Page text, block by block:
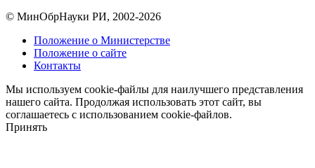
© МинОбрНауки РИ, 2002-2026
Положение о Министерстве
Положение о сайте
Контакты
Мы используем cookie-файлы для наилучшего представления
нашего сайта. Продолжая использовать этот сайт, вы
соглашаетесь с использованием cookie-файлов.
Принять